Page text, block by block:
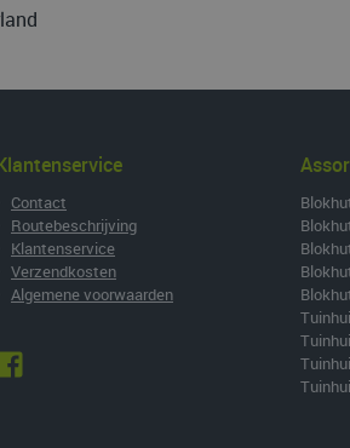
Contact
Routebeschrijving
Klantenservice
Verzendkosten
Algemene voorwaarden